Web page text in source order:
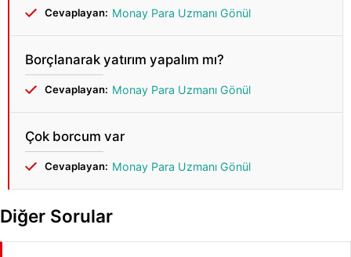
Cevaplayan: Monay Para Uzmanı Gönül
Borçlanarak yatırım yapalım mı?
Cevaplayan: Monay Para Uzmanı Gönül
Çok borcum var
Cevaplayan: Monay Para Uzmanı Gönül
Diğer Sorular